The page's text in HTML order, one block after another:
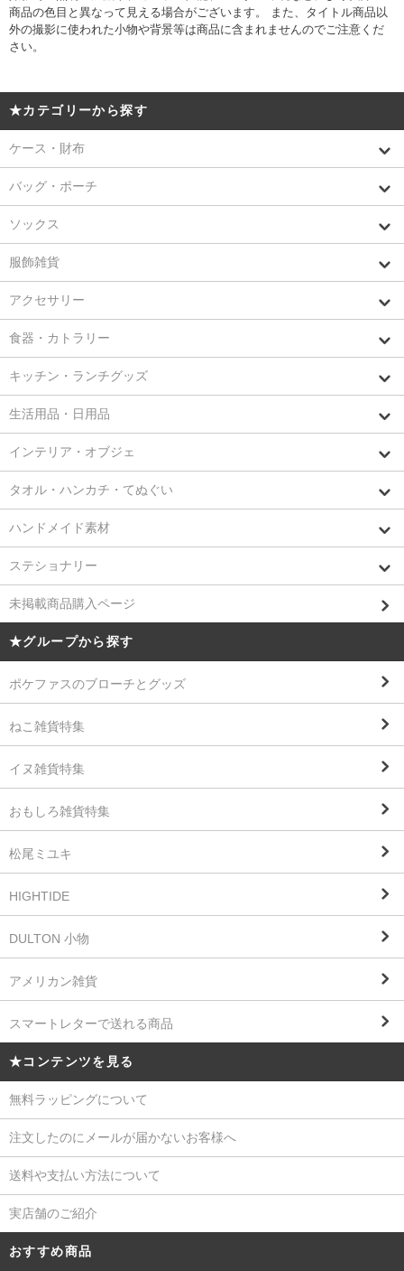
商品の色目と異なって見える場合がございます。 また、タイトル商品以
外の撮影に使われた小物や背景等は商品に含まれませんのでご注意くだ
さい。
★カテゴリーから探す
ケース・財布
バッグ・ポーチ
ソックス
服飾雑貨
アクセサリー
食器・カトラリー
キッチン・ランチグッズ
生活用品・日用品
インテリア・オブジェ
タオル・ハンカチ・てぬぐい
ハンドメイド素材
ステショナリー
未掲載商品購入ページ
★グループから探す
ポケファスのブローチとグッズ
ねこ雑貨特集
イヌ雑貨特集
おもしろ雑貨特集
松尾ミユキ
HIGHTIDE
DULTON 小物
アメリカン雑貨
スマートレターで送れる商品
★コンテンツを見る
無料ラッピングについて
注文したのにメールが届かないお客様へ
送料や支払い方法について
実店舗のご紹介
おすすめ商品